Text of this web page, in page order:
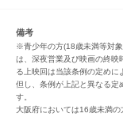
備考
※青少年の方(18歳未満等対
は、深夜営業及び映画の終映
る上映回は当該条例の定めに
但し、条例が上記と異なる定
す。
大阪府においては16歳未満